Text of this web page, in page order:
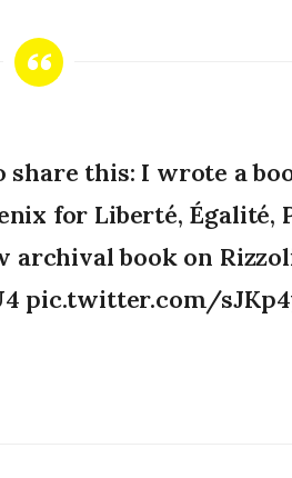
this: I wrote a
for Liberté, Égalité,
archival book on
pic.twitter.com/